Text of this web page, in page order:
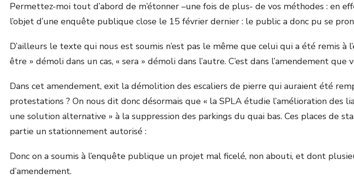
Permettez-moi tout d’abord de m’étonner –une fois de plus- de vos méthodes : en
l’objet d’une enquête publique close le 15 février dernier : le public a donc pu se
D’ailleurs le texte qui nous est soumis n’est pas le même que celui qui a été remis
être » démoli dans un cas, « sera » démoli dans l’autre. C’est dans l’amendement que
Dans cet amendement, exit la démolition des escaliers de pierre qui auraient été
protestations ? On nous dit donc désormais que « la SPLA étudie l’amélioration des
une solution alternative » à la suppression des parkings du quai bas. Ces places de
partie un stationnement autorisé :
Donc on a soumis à l’enquête publique un projet mal ficelé, non abouti, et dont
d’amendement.